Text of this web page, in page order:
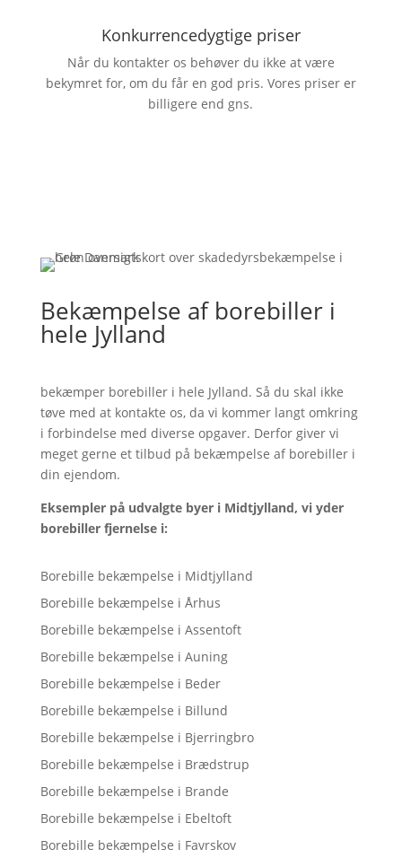
Konkurrencedygtige priser
Når du kontakter os behøver du ikke at være
bekymret for, om du får en god pris. Vores priser er
billigere end gns.
Bekæmpelse af borebiller i
hele Jylland
bekæmper borebiller i hele Jylland. Så du skal ikke
tøve med at kontakte os, da vi kommer langt omkring
i forbindelse med diverse opgaver. Derfor giver vi
meget gerne et tilbud på bekæmpelse af borebiller i
din ejendom.
Eksempler på udvalgte byer i Midtjylland, vi yder
borebiller fjernelse i:
Borebille bekæmpelse i Midtjylland
Borebille bekæmpelse i Århus
Borebille bekæmpelse i Assentoft
Borebille bekæmpelse i Auning
Borebille bekæmpelse i Beder
Borebille bekæmpelse i Billund
Borebille bekæmpelse i Bjerringbro
Borebille bekæmpelse i Brædstrup
Borebille bekæmpelse i Brande
Borebille bekæmpelse i Ebeltoft
Borebille bekæmpelse i Favrskov